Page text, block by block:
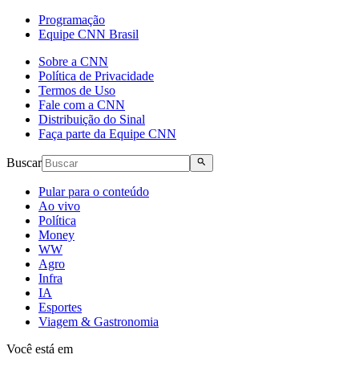
Programação
Equipe CNN Brasil
Sobre a CNN
Política de Privacidade
Termos de Uso
Fale com a CNN
Distribuição do Sinal
Faça parte da Equipe CNN
Buscar
Pular para o conteúdo
Ao vivo
Política
Money
WW
Agro
Infra
IA
Esportes
Viagem & Gastronomia
Você está em